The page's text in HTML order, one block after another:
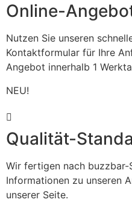
Online-
Nutzen Sie unseren
Kontaktformular für Ihre
Angebot innerhalb 1
NEU!
Qualität-
Wir fertigen nach buzzbar-
Informationen zu unseren
unserer Seite.